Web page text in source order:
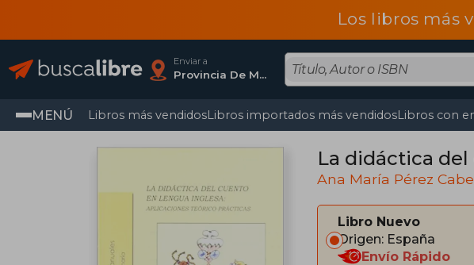
Los libros más
Enviar a
Provincia De Madrid
MENÚ Libros más vendidosLibros importados más vendidosLibros con
La didáctica
Ana María Pérez
Libro Nuevo
Origen: España
Envío Rápido